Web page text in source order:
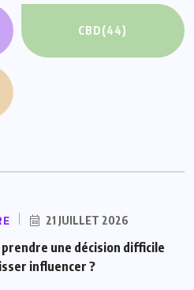
CBD(44)
21 JUILLET 2026
prendre une décision difficile
influencer ?